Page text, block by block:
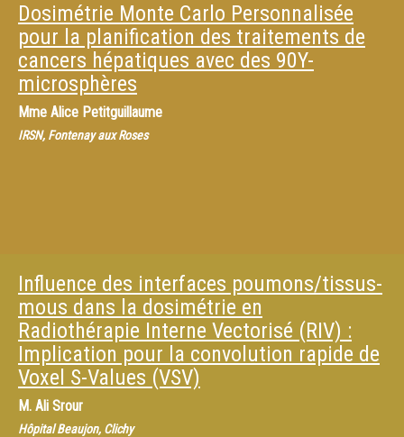
Dosimétrie Monte Carlo Personnalisée
pour la planification des traitements de
cancers hépatiques avec des 90Y-
microsphères
Mme Alice Petitguillaume
IRSN, Fontenay aux Roses
Influence des interfaces poumons/tissus-
mous dans la dosimétrie en
Radiothérapie Interne Vectorisé (RIV) :
Implication pour la convolution rapide de
Voxel S-Values (VSV)
M. Ali Srour
Hôpital Beaujon, Clichy